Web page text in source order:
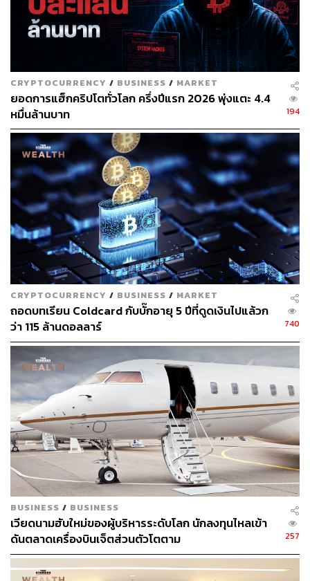
อยากสัมผัสอนาคตคริปโต? รวบรวมบรรยากาศโลกการเงิน
อนาคตมาไว้ให้แล้วกับงานที่น่าตื่นเต้นที่สุดแห่งปี! ‘Street of
the Future’ โดย Binance TH ใจกลางสยามสแควร์ วันที่ 18-
19 มกราคมนี้ ม่วนจอยบรรยากาศโลกคริปโตแบบที่ไม่ว่า
ใครก็เข้าใจได้ งานนี้ไม่ได้มีแค่ข้อมูลเกี่ยวกับโลกคริปโตที่
ทุกคนสงสัย แต่ยังมาพร้อมกับกิจกรรมเอ็นเตอร์เทนที่จะช่วย
ให้เราเข้าใจโลกคริปโตมากยิ่งขึ้น
อีเวนต์นี้ตอกย้ำว่าสินทรัพย์ดิจิทัลเข้าสู่กระแสหลัก (Mass
Adoption) ที่จะไม่พูดคุยกันในวงสนทนานักลงทุนอีกต่อไป
จำลองบรรยากาศการใช้คริปโตและเหรียญสกุลดิจิทัล
ต่างๆ ผ่านกิจกรรมโซนต่างๆ ในงาน
สะสมแสตมป์บน Passport Card รับ SWAG รุ่น Rare
Item ในวงการคริปโตที่ไม่มีการผลิตซ้ำและผลิตเพิ่ม มี
แจกเฉพาะที่นี่ที่เดียว!
ขนเกมยอดนิยมในชาวคริปโตอย่าง ตึกถล่ม (Jenga),
บันไดงู และอีกมากมาย มาในไซส์จัมโบ้ เป็นอีกหนึ่ง
แลนด์มาร์กในงาน
CRYPTOCURRENCY / BUSINESS / MARKET
ยอดการแฮ็กคริปโตทั่วโลก ครึ่งปีแรก 2026 พุ่งแตะ 4.4
หมื่นล้านบาท
194
CRYPTOCURRENCY / BUSINESS / MARKET
ถอดบทเรียน Coldcard กับบั๊กอายุ 5 ปีที่ดูดเงินไปแล้วก
ว่า 115 ล้านดอลลาร์
740
BUSINESS / BUSINESS
เวียดนามฮับใหม่ของผู้บริหารระดับโลก นักลงทุนไหลเข้า
ดันตลาดเครื่องบินเจ็ตส่วนตัวโตตาม
257